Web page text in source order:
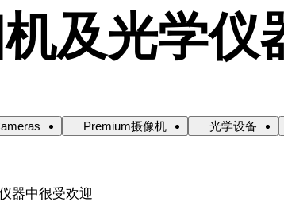
及光学仪
Premium摄像机 光学设备
器中很受欢迎